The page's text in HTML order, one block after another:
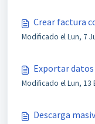
Crear factura
Modificado el Lun, 7
Exportar
Modificado el Lun, 13
Descarga